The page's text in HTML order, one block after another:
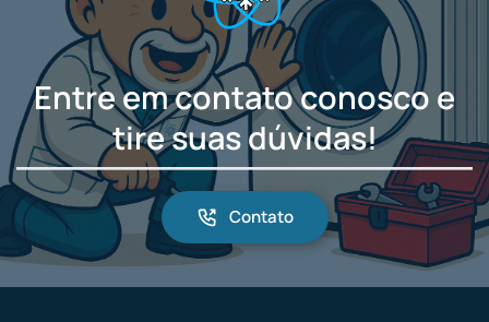
Entre em contato conosco e
tire suas dúvidas!
Contato